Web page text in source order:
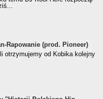
(prod. Pioneer)
Rapowanie (prod. Pioneer)
otrzymujemy od Kobika kolejny